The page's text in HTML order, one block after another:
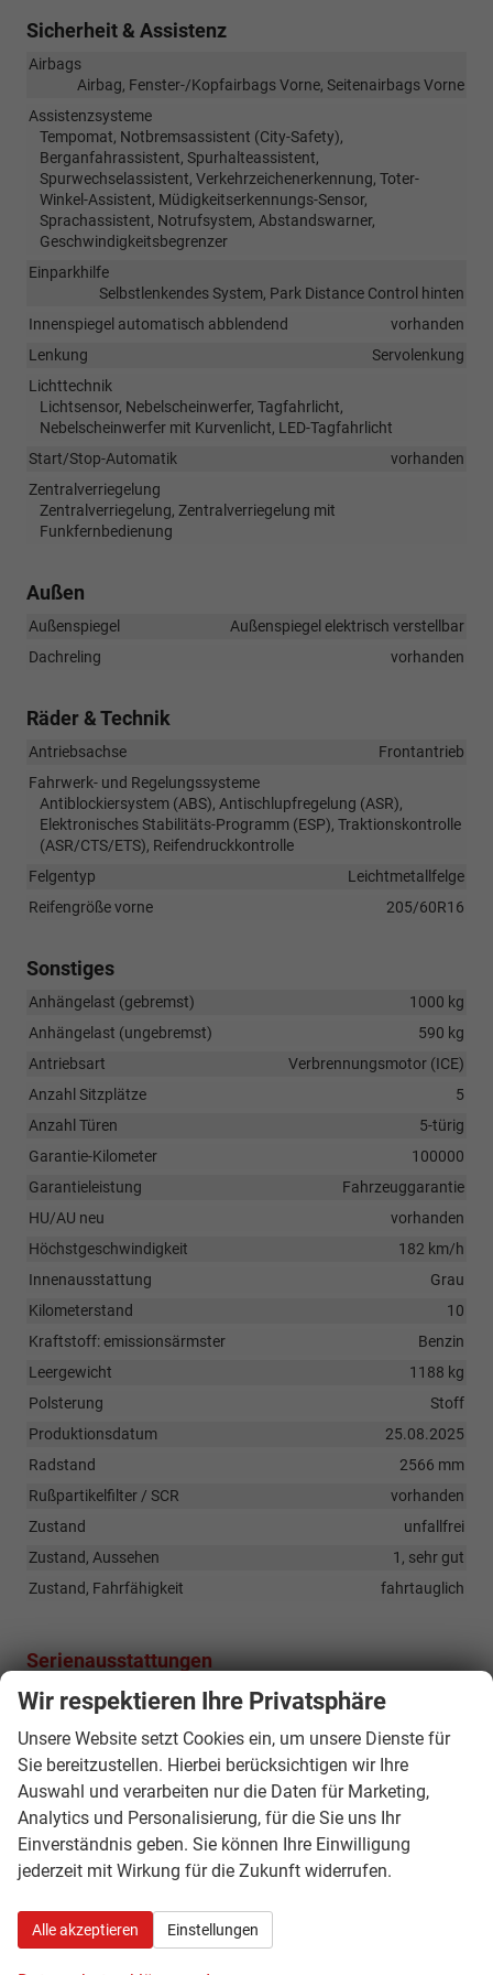
Sicherheit & Assistenz
Airbags
Airbag, Fenster-/Kopfairbags Vorne, Seitenairbags Vorne
Assistenzsysteme
Tempomat, Notbremsassistent (City-Safety),
Berganfahrassistent, Spurhalteassistent,
Spurwechselassistent, Verkehrzeichenerkennung, Toter-
Winkel-Assistent, Müdigkeitserkennungs-Sensor,
Sprachassistent, Notrufsystem, Abstandswarner,
Geschwindigkeitsbegrenzer
Einparkhilfe
Selbstlenkendes System, Park Distance Control hinten
Innenspiegel automatisch abblendend
vorhanden
Lenkung
Servolenkung
Lichttechnik
Lichtsensor, Nebelscheinwerfer, Tagfahrlicht,
Nebelscheinwerfer mit Kurvenlicht, LED-Tagfahrlicht
Start/Stop-Automatik
vorhanden
Zentralverriegelung
Zentralverriegelung, Zentralverriegelung mit
Funkfernbedienung
Außen
Außenspiegel
Außenspiegel elektrisch verstellbar
Dachreling
vorhanden
Räder & Technik
Antriebsachse
Frontantrieb
Fahrwerk- und Regelungssysteme
Antiblockiersystem (ABS), Antischlupfregelung (ASR),
Elektronisches Stabilitäts-Programm (ESP), Traktionskontrolle
(ASR/CTS/ETS), Reifendruckkontrolle
Felgentyp
Leichtmetallfelge
Reifengröße vorne
205/60R16
Sonstiges
Anhängelast (gebremst)
1000 kg
Anhängelast (ungebremst)
590 kg
Antriebsart
Verbrennungsmotor (ICE)
Anzahl Sitzplätze
5
Anzahl Türen
5-türig
Garantie-Kilometer
100000
Garantieleistung
Fahrzeuggarantie
HU/AU neu
vorhanden
Höchstgeschwindigkeit
182 km/h
Innenausstattung
Grau
Kilometerstand
10
Kraftstoff: emissionsärmster
Benzin
Leergewicht
1188 kg
Polsterung
Stoff
Produktionsdatum
25.08.2025
Radstand
2566 mm
Rußpartikelfilter / SCR
vorhanden
Zustand
unfallfrei
Zustand, Aussehen
1, sehr gut
Zustand, Fahrfähigkeit
fahrtauglich
Serienausstattungen
Innen
Fensterheber elektrisch
vorhanden
Lenkrad (Leder) mit Multifunktion
vorhanden
3B4 Isofix-Aufnahmen für Kindersitz vorhanden
3NZ Rücksitzlehne geteilt/klappbar (1/3-2/3) vorhanden
NZ4 Notrufsystem
Wir respektieren Ihre Privatsphäre
Unsere Website setzt Cookies ein, um unsere Dienste für
Sie bereitzustellen. Hierbei berücksichtigen wir Ihre
Auswahl und verarbeiten nur die Daten für Marketing,
Analytics und Personalisierung, für die Sie uns Ihr
Einverständnis geben. Sie können Ihre Einwilligung
jederzeit mit Wirkung für die Zukunft widerrufen.
Alle akzeptieren Einstellungen